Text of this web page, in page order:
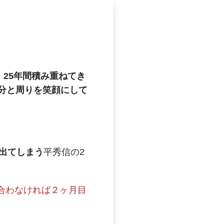
年間積み重ねてき
と周りを笑顔にして
てしまう 平秀信の2
なければ２ヶ月目